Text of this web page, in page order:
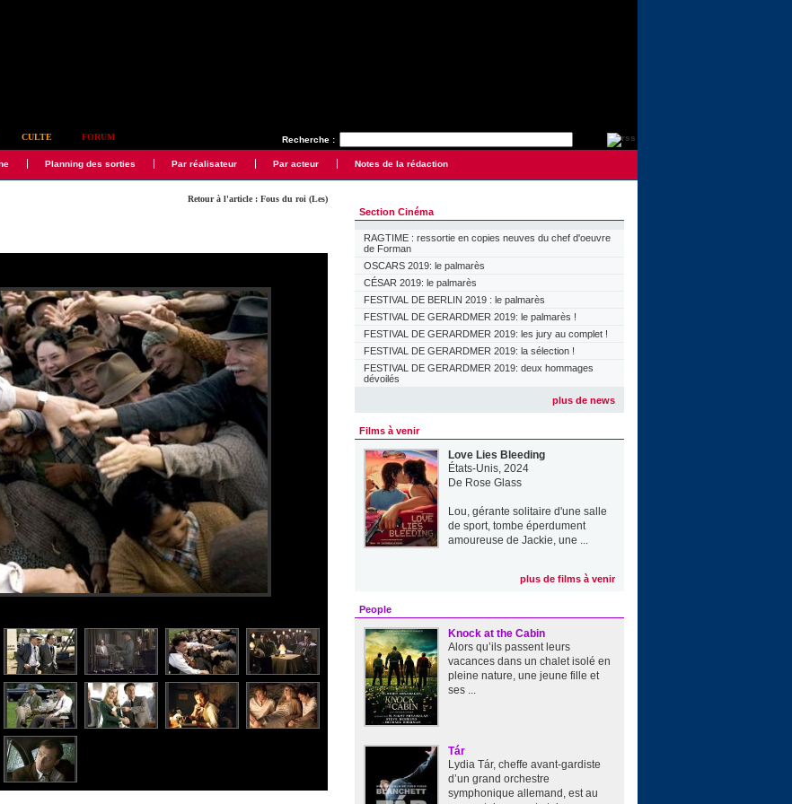
Recherche :
CULTE FORUM
Planning des sorties Par réalisateur Par acteur Notes de la rédaction
Retour à l'article : Fous du roi (Les)
Section Cinéma
RAGTIME : ressortie en copies neuves du chef d'oeuvre
de Forman
OSCARS 2019: le palmarès
CÉSAR 2019: le palmarès
FESTIVAL DE BERLIN 2019 : le palmarès
FESTIVAL DE GERARDMER 2019: le palmarès !
FESTIVAL DE GERARDMER 2019: les jury au complet !
FESTIVAL DE GERARDMER 2019: la sélection !
FESTIVAL DE GERARDMER 2019: deux hommages
dévoilés
plus de news
Films à venir
Love Lies Bleeding
États-Unis, 2024
De Rose Glass
Lou, gérante solitaire d'une salle
de sport, tombe éperdument
amoureuse de Jackie, une ...
plus de films à venir
People
Knock at the Cabin
Alors qu’ils passent leurs
vacances dans un chalet isolé en
pleine nature, une jeune fille et
ses ...
Tár
Lydia Tár, cheffe avant-gardiste
d’un grand orchestre
symphonique allemand, est au